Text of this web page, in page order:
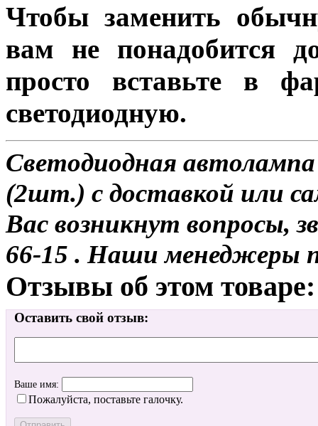
Чтобы заменить
вам не понадобится
просто вставьте в
светодиодную.
Светодиодная
(2шт.) с доставкой или
Вас возникнут вопросы,
66-15 . Наши менеджеры
Отзывы об этом товаре:
Оставить свой отзыв:
Ваше имя:
Пожалуйста, поставьте галочку.